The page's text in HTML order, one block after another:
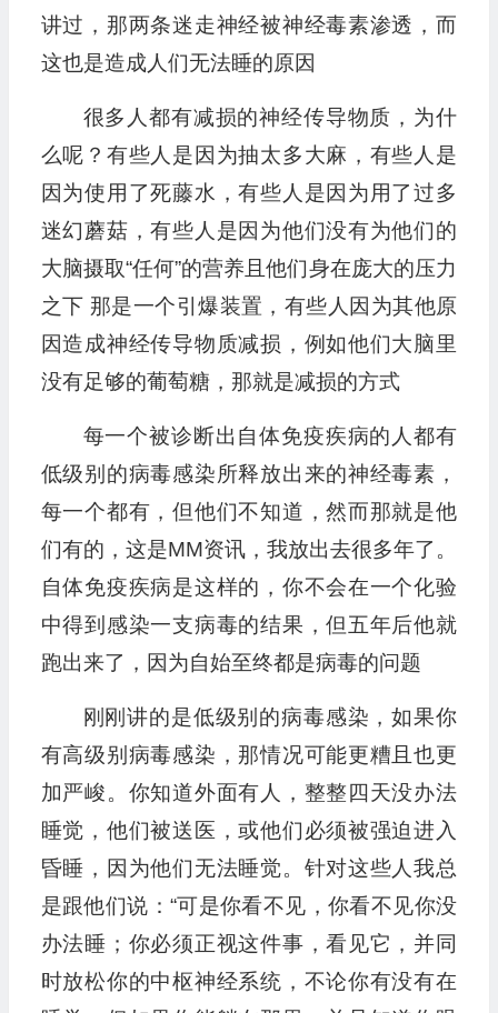
讲过，那两条迷走神经被神经毒素渗透，而
这也是造成人们无法睡的原因
很多人都有减损的神经传导物质，为什
么呢？有些人是因为抽太多大麻，有些人是
因为使用了死藤水，有些人是因为用了过多
迷幻蘑菇，有些人是因为他们没有为他们的
大脑摄取“任何”的营养且他们身在庞大的压力
之下 那是一个引爆装置，有些人因为其他原
因造成神经传导物质减损，例如他们大脑里
没有足够的葡萄糖，那就是减损的方式
每一个被诊断出自体免疫疾病的人都有
低级别的病毒感染所释放出来的神经毒素，
每一个都有，但他们不知道，然而那就是他
们有的，这是MM资讯，我放出去很多年了。
自体免疫疾病是这样的，你不会在一个化验
中得到感染一支病毒的结果，但五年后他就
跑出来了，因为自始至终都是病毒的问题
刚刚讲的是低级别的病毒感染，如果你
有高级别病毒感染，那情况可能更糟且也更
加严峻。你知道外面有人，整整四天没办法
睡觉，他们被送医，或他们必须被强迫进入
昏睡，因为他们无法睡觉。针对这些人我总
是跟他们说：“可是你看不见，你看不见你没
办法睡；你必须正视这件事，看见它，并同
时放松你的中枢神经系统，不论你有没有在